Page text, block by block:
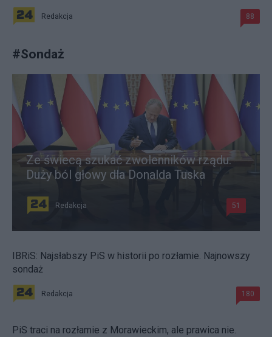
Redakcja 88
#Sondaż
Ze świecą szukać zwolenników rządu.
Duży ból głowy dla Donalda Tuska
Redakcja 51
IBRiS: Najsłabszy PiS w historii po rozłamie. Najnowszy
sondaż
Redakcja 180
PiS traci na rozłamie z Morawieckim, ale prawica nie.